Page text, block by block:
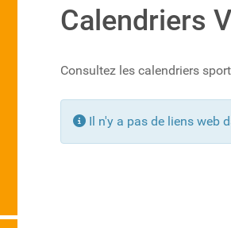
Calendriers
Consultez les calendriers
Info
Il n'y a pas de liens web